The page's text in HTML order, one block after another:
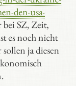
den-usa-
SZ, Zeit,
es noch nicht
ja diesen